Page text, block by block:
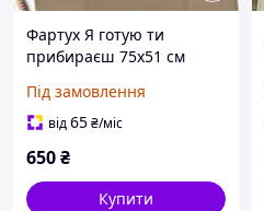
Фартух Я готую ти
прибираєш 75х51 см
Під замовлення
від65₴/міс
650₴
Купити